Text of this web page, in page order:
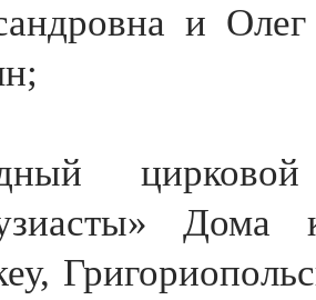
и
цирковой
Дома